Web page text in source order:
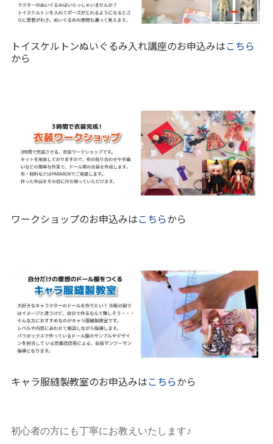
トイスケルトンぬいぐるみ入れ講座のお申込みはこちら
から
ワークショップのお申込みはこちらから
キャラ服縫製教室のお申込みはこちらから
初心者の方にも丁寧にお教えいたします♪